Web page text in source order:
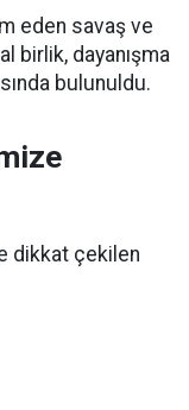
eden savaş ve
birlik, dayanışma
bulunuldu.
dikkat çekilen